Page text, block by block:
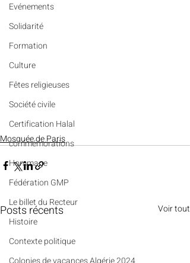
Evénements
Solidarité
Formation
Culture
Fêtes religieuses
Société civile
Certification Halal
commémorations
Hommage
Fédération GMP
Le billet du Recteur
Histoire
Contexte politique
Mosquée de Paris
Posts récents Voir tout